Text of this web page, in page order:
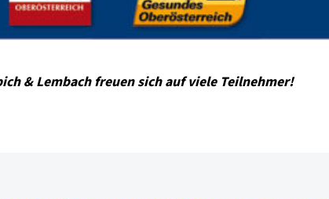
& Lembach freuen sich auf viele Teilnehmer!